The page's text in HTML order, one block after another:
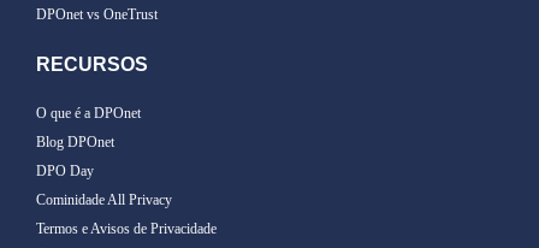
DPOnet vs OneTrust
RECURSOS
O que é a DPOnet
Blog DPOnet
DPO Day
Cominidade All Privacy
Termos e Avisos de Privacidade